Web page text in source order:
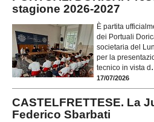
stagione 2026-2027
È partita
dei Portuali
societaria del
per la
tecnico in vista d
17/07/2026
CASTELFRETTESE. La
Federico Sbarbati